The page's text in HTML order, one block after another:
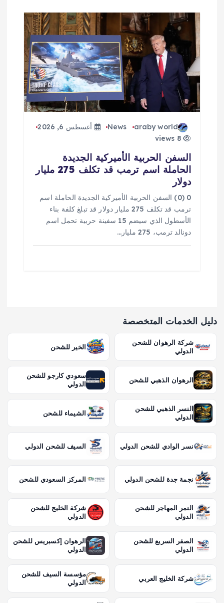
araby world
News
أغسطس 6, 2026
8 views
السفن الحربية الأميركية الجديدة
الحاملة اسم ترمب قد تكلف 275 مليار
دولار
0 (0) السفن الحربية الأميركية الجديدة الحاملة اسم
ترمب قد تكلف 275 مليار دولار قد تبلغ كلفة بناء
الأسطول الذي سيضم 15 سفينة حربية تحمل اسم
دونالد ترمب، 275 مليار…
دليل الخدمات المتخصصة
شركة الرهوان للشحن
الدولي
الخير للشحن
الرهوان الذهبي للشحن
سعودي كارجو للشحن
الدولي
النسر الذهبي للشحن
الدولي
الشيماء للشحن
نسر الوادي للشحن الدولي السيف للشحن الدولي
نجمة جدة للشحن الدولي المركز السعودي للشحن
النمر المهاجر للشحن
الدولي
شركة الخليج للشحن
الدولي
الصقر السريع للشحن
الدولي
الرهوان إكسبريس للشحن
الدولي
شركة الخليج العربي
مؤسسة السيف للشحن
الدولي